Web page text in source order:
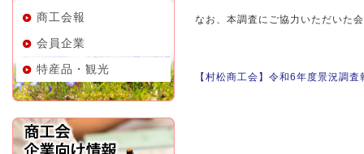
商工会報
会員企業
特産品・観光
なお、本調査にご協力いただいた
【村松商工会】令和6年度景況調査